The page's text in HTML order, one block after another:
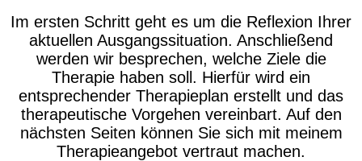
Im ersten Schritt geht es um die Reflexion Ihrer
aktuellen Ausgangssituation. Anschließend
werden wir besprechen, welche Ziele die
Therapie haben soll. Hierfür wird ein
entsprechender Therapieplan erstellt und das
therapeutische Vorgehen vereinbart. Auf den
nächsten Seiten können Sie sich mit meinem
Therapieangebot vertraut machen.